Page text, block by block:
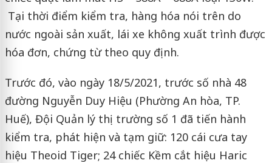
Tại thời điểm kiểm tra, hàng hóa nói trên do
nước ngoài sản xuất, lái xe không xuất trình được
hóa đơn, chứng từ theo quy định.
Trước đó, vào ngày 18/5/2021, trước số nhà 48
đường Nguyễn Duy Hiệu (Phường An hòa, TP.
Huế), Đội Quản lý thị trường số 1 đã tiến hành
kiểm tra, phát hiện và tạm giữ: 120 cái cưa tay
hiệu Theoid Tiger; 24 chiếc Kềm cắt hiệu Haric